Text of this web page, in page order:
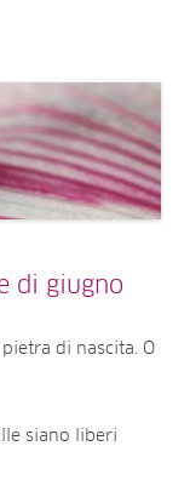
di giugno
di nascita. O
siano liberi